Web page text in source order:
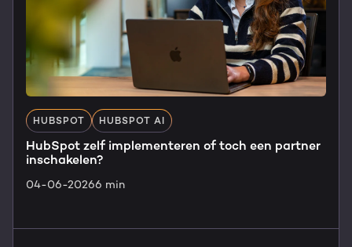
HUBSPOT HUBSPOT AI
HubSpot zelf implementeren of toch een partner
inschakelen?
04-06-20266 min